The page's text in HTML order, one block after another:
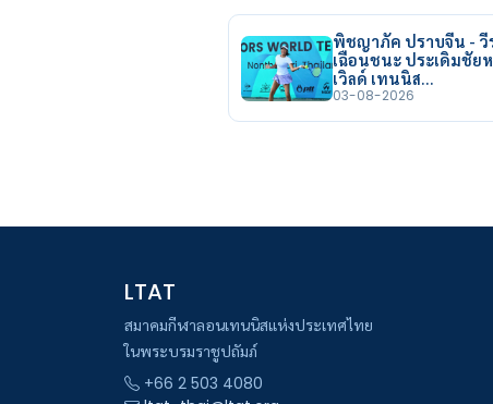
พิชญาภัค ปราบจีน -
เฉือนชนะ ประเดิมชัย
เวิลด์ เทนนิส…
03-08-2026
LTAT
สมาคมกีฬาลอนเทนนิสแห่งประเทศไทย
ในพระบรมราชูปถัมภ์
+66 2 503 4080